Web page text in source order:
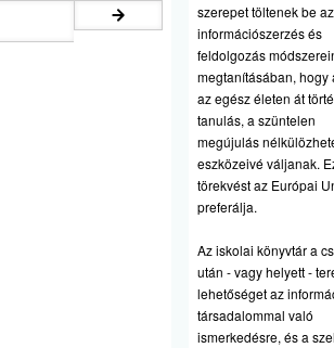
szerepet töltenek be az
információszerzés és
feldolgozás
megtanításában, hogy
az egész életen át
tanulás, a szüntelen
megújulás
eszközeivé váljanak.
törekvést az Európai
preferálja.
Az iskolai könyvtár a
után - vagy helyett -
lehetőséget az
társadalommal való
ismerkedésre, és a